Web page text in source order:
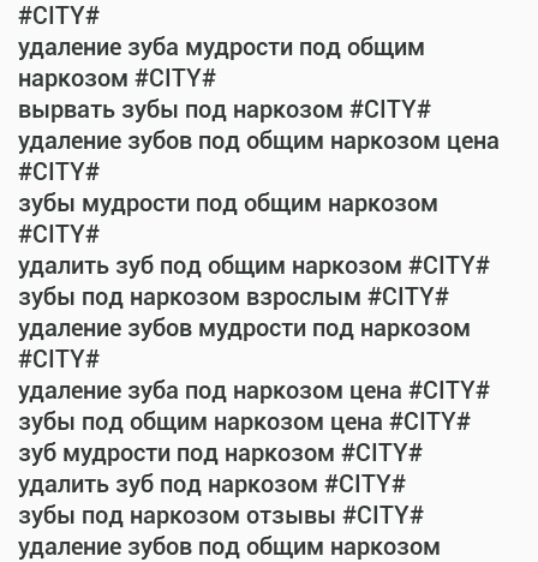
#CITY#
удаление зуба мудрости под общим
наркозом #CITY#
вырвать зубы под наркозом #CITY#
удаление зубов под общим наркозом цена
#CITY#
зубы мудрости под общим наркозом
#CITY#
удалить зуб под общим наркозом #CITY#
зубы под наркозом взрослым #CITY#
удаление зубов мудрости под наркозом
#CITY#
удаление зуба под наркозом цена #CITY#
зубы под общим наркозом цена #CITY#
зуб мудрости под наркозом #CITY#
удалить зуб под наркозом #CITY#
зубы под наркозом отзывы #CITY#
удаление зубов под общим наркозом